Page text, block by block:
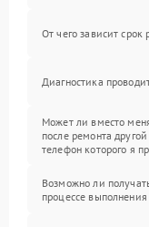
От чего зависит срок
Диагностика
Может ли вместо
после ремонта
телефон которого я
Возможно ли
процессе